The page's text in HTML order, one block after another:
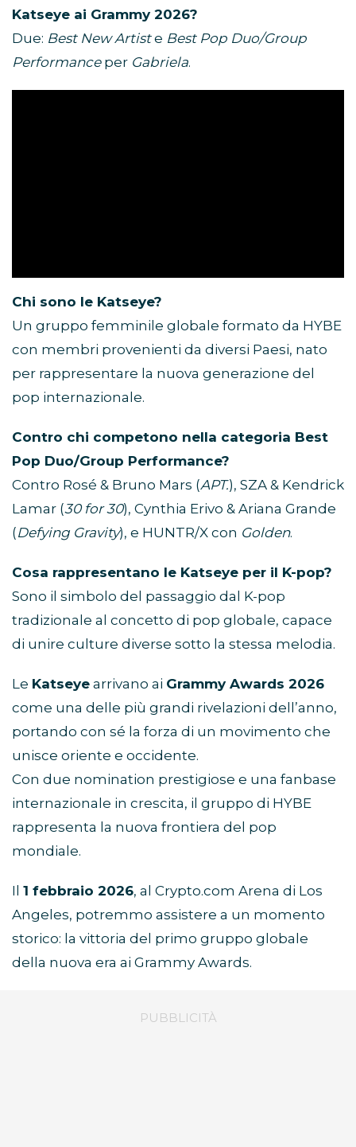
Katseye ai Grammy 2026?
Due: Best New Artiste Best Pop Duo/Group
Performanceper Gabriela.
Chi sono le Katseye?
Un gruppo femminile globale formato da HYBE
con membri provenienti da diversi Paesi, nato
per rappresentare la nuova generazione del
pop internazionale.
Contro chi competono nella categoria Best
Pop Duo/Group Performance?
Contro Rosé & Bruno Mars (APT.), SZA & Kendrick
Lamar (30 for 30), Cynthia Erivo & Ariana Grande
(Defying Gravity), e HUNTR/X con Golden.
Cosa rappresentano le Katseye per il K-pop?
Sono il simbolo del passaggio dal K-pop
tradizionale al concetto di pop globale, capace
di unire culture diverse sotto la stessa melodia.
Le Katseye arrivano ai Grammy Awards 2026
come una delle più grandi rivelazioni dell’anno,
portando con sé la forza di un movimento che
unisce oriente e occidente.
Con due nomination prestigiose e una fanbase
internazionale in crescita, il gruppo di HYBE
rappresenta la nuova frontiera del pop
mondiale.
Il 1 febbraio 2026, al Crypto.com Arena di Los
Angeles, potremmo assistere a un momento
storico: la vittoria del primo gruppo globale
della nuova era ai Grammy Awards.